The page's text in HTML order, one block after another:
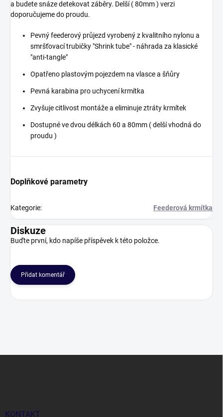
a budete snáze detekovat záběry. Delší ( 80mm ) verzi
doporučujeme do proudu.
Pevný feederový průjezd vyrobený z kvalitního nylonu a
smršťovací trubičky "Shrink tube" - náhrada za klasické
"anti-tangle"
Opatřeno plastovým pojezdem na vlasce a šňůry
Pevná karabina pro uchycení krmítka
Zvyšuje citlivost montáže a eliminuje ztráty krmítek
Dostupné ve dvou délkách 60 a 80mm ( delší vhodná do
proudu )
Doplňkové parametry
Kategorie: Feederová krmítka
Diskuze
Buďte první, kdo napíše příspěvek k této položce.
Přidat komentář
KONTAKT